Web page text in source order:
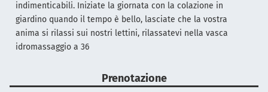
indimenticabili. Iniziate la giornata con la colazione in
giardino quando il tempo è bello, lasciate che la vostra
anima si rilassi sui nostri lettini, rilassatevi nella vasca
idromassaggio a 36
Prenotazione